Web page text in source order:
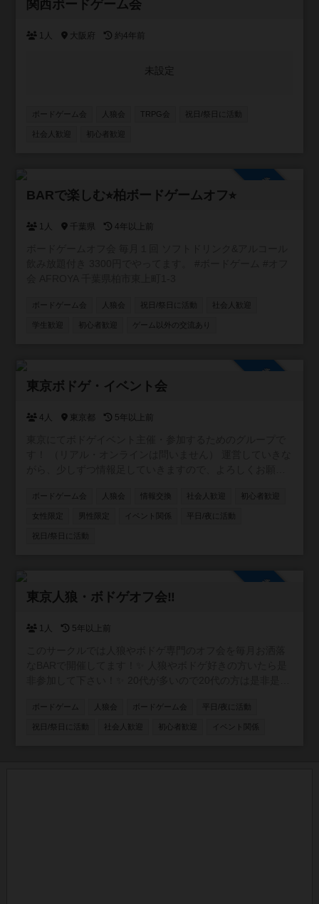
関西ボードゲーム会
1人 大阪府 約4年前
未設定
ボードゲーム会 人狼会 TRPG会 祝日/祭日に活動
社会人歓迎 初心者歓迎
BARで楽しむ⭐︎柏ボードゲームオフ⭐︎
1人 千葉県 4年以上前
ボードゲーム会 人狼会 祝日/祭日に活動 社会人歓迎
学生歓迎 初心者歓迎 ゲーム以外の交流あり
東京ボドゲ・イベント会
4人 東京都 5年以上前
ボードゲーム会 人狼会 情報交換 社会人歓迎 初心者歓迎
女性限定 男性限定 イベント関係 平日/夜に活動
祝日/祭日に活動
東京人狼・ボドゲオフ会‼️
1人 5年以上前
ボードゲーム 人狼会 ボードゲーム会 平日/夜に活動
祝日/祭日に活動 社会人歓迎 初心者歓迎 イベント関係